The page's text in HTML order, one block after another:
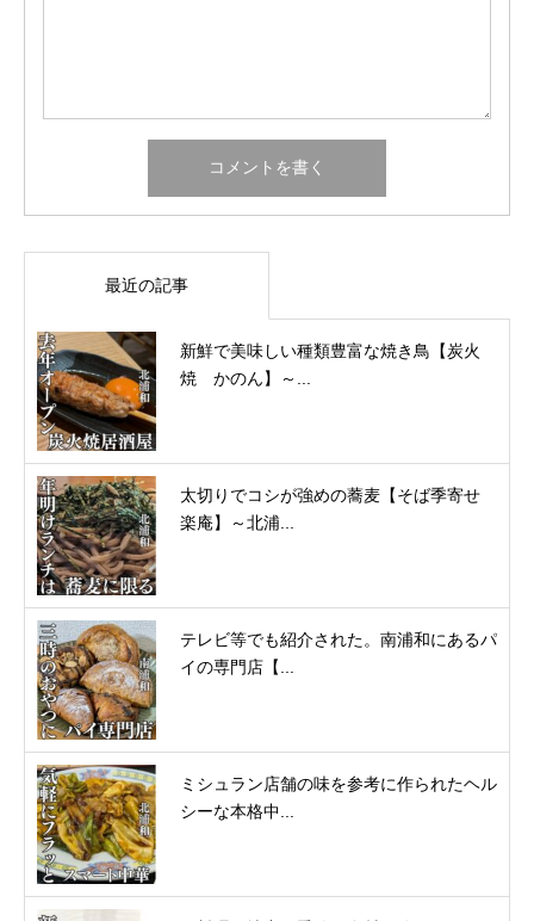
最近の記事
新鮮で美味しい種類豊富な焼き鳥【炭火
焼 かのん】～...
太切りでコシが強めの蕎麦【そば季寄せ
楽庵】～北浦...
テレビ等でも紹介された。南浦和にあるパ
イの専門店【...
ミシュラン店舗の味を参考に作られたヘル
シーな本格中...